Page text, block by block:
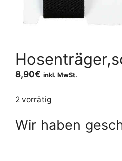
8,90€ inkl. MwSt.
2 vorrätig
Wir haben